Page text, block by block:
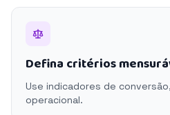
Defina critérios
Use indicadores de
operacional.